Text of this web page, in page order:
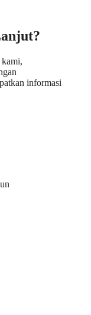
kami,
informasi